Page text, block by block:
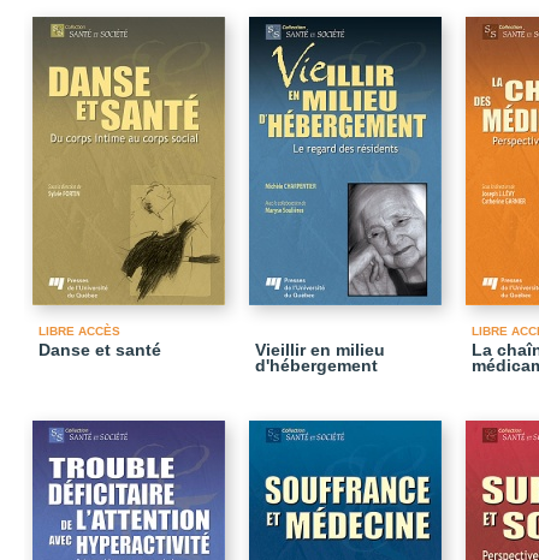
LIBRE ACCÈS
Danse et santé
Vieillir en milieu
d'hébergement
LIBRE
La